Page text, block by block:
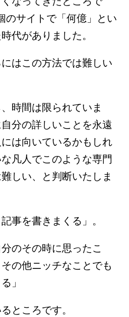
のサイトで「何億」とい
代がありました。
はこの方法では難しい
時間は限られていま
分の詳しいことを永遠
は向いているかもしれ
凡人でこのような専門
しい、と判断いたしま
事を書きまくる」。
のその時に思ったこ
の他ニッチなことでも
」
ところです。